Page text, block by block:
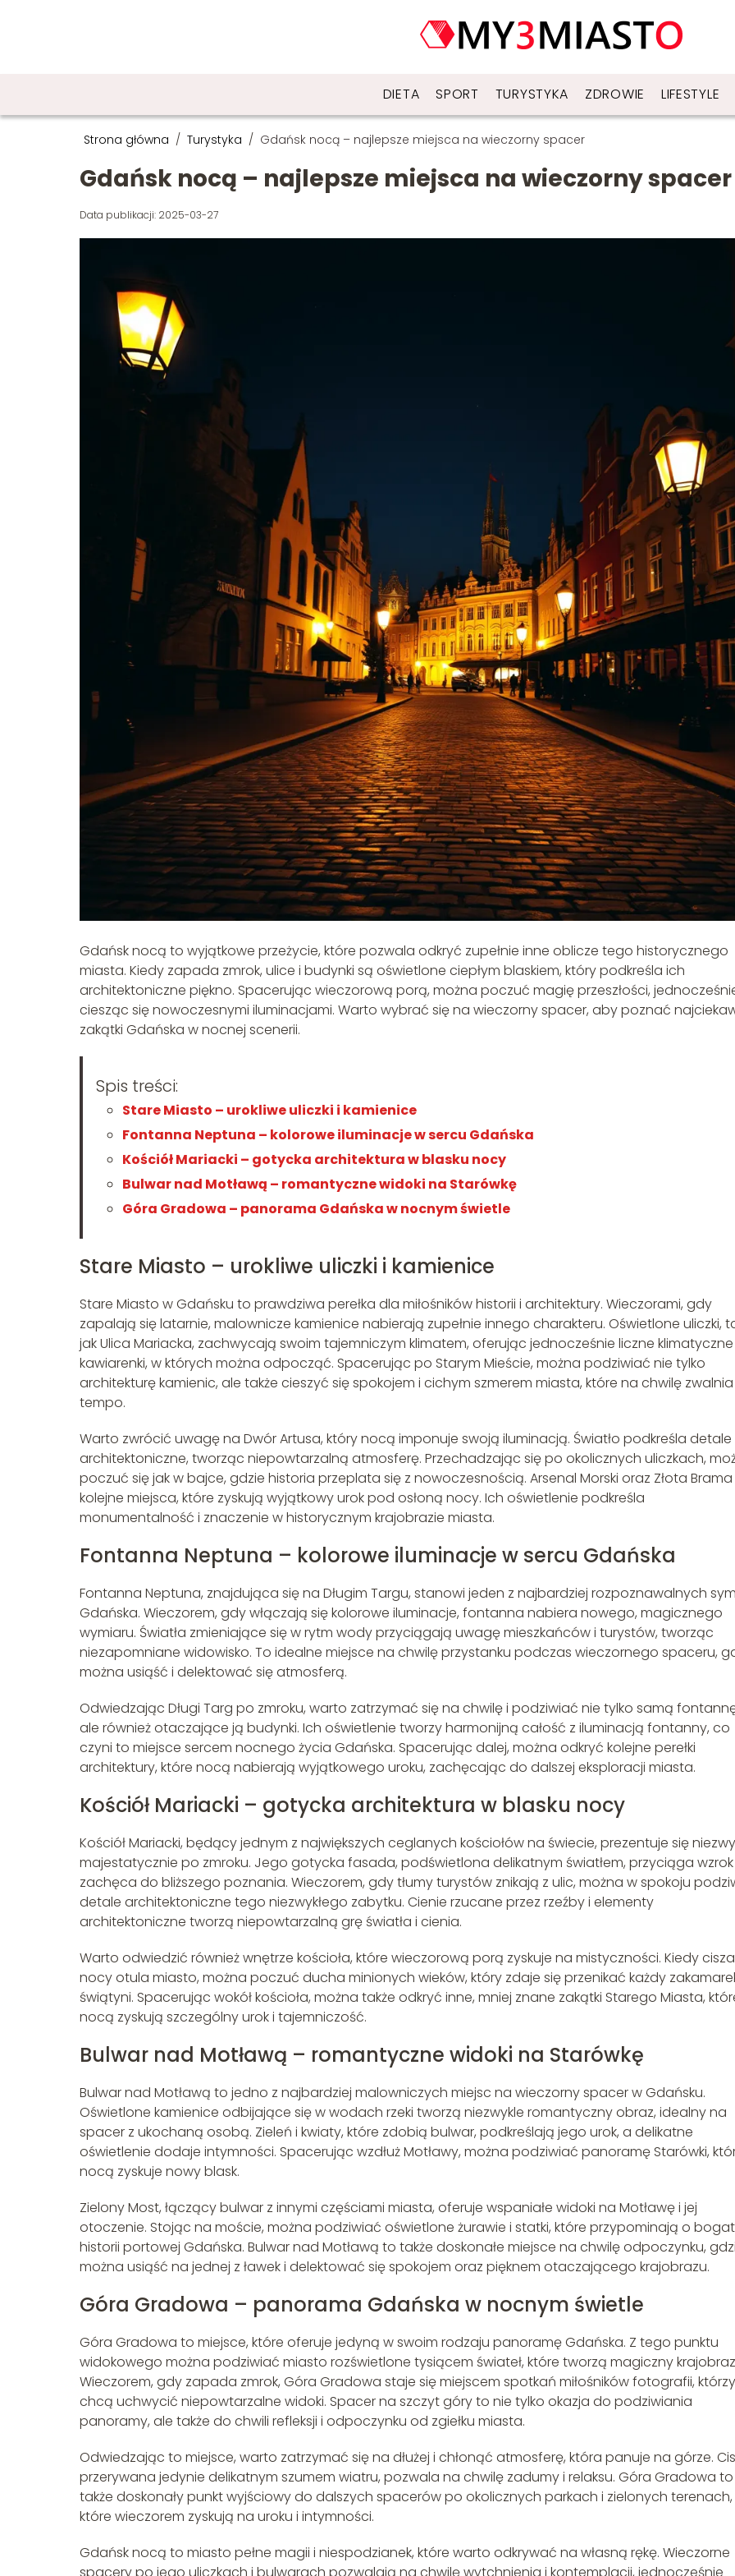
DIETA SPORT TURYSTYKA ZDROWIE LIFESTYLE
Strona główna / Turystyka / Gdańsk nocą – najlepsze miejsca na wieczorny spacer
Gdańsk nocą – najlepsze miejsca na wieczorny spacer
Data publikacji: 2025-03-27
Gdańsk nocą to wyjątkowe przeżycie, które pozwala odkryć zupełnie inne oblicze tego historycznego
miasta. Kiedy zapada zmrok, ulice i budynki są oświetlone ciepłym blaskiem, który podkreśla ich
architektoniczne piękno. Spacerując wieczorową porą, można poczuć magię przeszłości,
ciesząc się nowoczesnymi iluminacjami. Warto wybrać się na wieczorny spacer, aby poznać
zakątki Gdańska w nocnej scenerii.
Spis treści:
Stare Miasto – urokliwe uliczki i kamienice
Fontanna Neptuna – kolorowe iluminacje w sercu Gdańska
Kościół Mariacki – gotycka architektura w blasku nocy
Bulwar nad Motławą – romantyczne widoki na Starówkę
Góra Gradowa – panorama Gdańska w nocnym świetle
Stare Miasto – urokliwe uliczki i kamienice
Stare Miasto w Gdańsku to prawdziwa perełka dla miłośników historii i architektury. Wieczorami, gdy
zapalają się latarnie, malownicze kamienice nabierają zupełnie innego charakteru. Oświetlone uliczki,
jak Ulica Mariacka, zachwycają swoim tajemniczym klimatem, oferując jednocześnie liczne klimatyczne
kawiarenki, w których można odpocząć. Spacerując po Starym Mieście, można podziwiać nie tylko
architekturę kamienic, ale także cieszyć się spokojem i cichym szmerem miasta, które na chwilę zwalnia
tempo.
Warto zwrócić uwagę na Dwór Artusa, który nocą imponuje swoją iluminacją. Światło podkreśla detale
architektoniczne, tworząc niepowtarzalną atmosferę. Przechadzając się po okolicznych uliczkach,
poczuć się jak w bajce, gdzie historia przeplata się z nowoczesnością. Arsenal Morski oraz Złota
kolejne miejsca, które zyskują wyjątkowy urok pod osłoną nocy. Ich oświetlenie podkreśla
monumentalność i znaczenie w historycznym krajobrazie miasta.
Fontanna Neptuna – kolorowe iluminacje w sercu Gdańska
Fontanna Neptuna, znajdująca się na Długim Targu, stanowi jeden z najbardziej rozpoznawalnych
Gdańska. Wieczorem, gdy włączają się kolorowe iluminacje, fontanna nabiera nowego, magicznego
wymiaru. Światła zmieniające się w rytm wody przyciągają uwagę mieszkańców i turystów, tworząc
niezapomniane widowisko. To idealne miejsce na chwilę przystanku podczas wieczornego spaceru,
można usiąść i delektować się atmosferą.
Odwiedzając Długi Targ po zmroku, warto zatrzymać się na chwilę i podziwiać nie tylko samą
ale również otaczające ją budynki. Ich oświetlenie tworzy harmonijną całość z iluminacją fontanny, co
czyni to miejsce sercem nocnego życia Gdańska. Spacerując dalej, można odkryć kolejne perełki
architektury, które nocą nabierają wyjątkowego uroku, zachęcając do dalszej eksploracji miasta.
Kościół Mariacki – gotycka architektura w blasku nocy
Kościół Mariacki, będący jednym z największych ceglanych kościołów na świecie, prezentuje się
majestatycznie po zmroku. Jego gotycka fasada, podświetlona delikatnym światłem, przyciąga wzrok
zachęca do bliższego poznania. Wieczorem, gdy tłumy turystów znikają z ulic, można w spokoju
detale architektoniczne tego niezwykłego zabytku. Cienie rzucane przez rzeźby i elementy
architektoniczne tworzą niepowtarzalną grę światła i cienia.
Warto odwiedzić również wnętrze kościoła, które wieczorową porą zyskuje na mistyczności. Kiedy cisza
nocy otula miasto, można poczuć ducha minionych wieków, który zdaje się przenikać każdy
świątyni. Spacerując wokół kościoła, można także odkryć inne, mniej znane zakątki Starego Miasta,
nocą zyskują szczególny urok i tajemniczość.
Bulwar nad Motławą – romantyczne widoki na Starówkę
Bulwar nad Motławą to jedno z najbardziej malowniczych miejsc na wieczorny spacer w Gdańsku.
Oświetlone kamienice odbijające się w wodach rzeki tworzą niezwykle romantyczny obraz, idealny na
spacer z ukochaną osobą. Zieleń i kwiaty, które zdobią bulwar, podkreślają jego urok, a delikatne
oświetlenie dodaje intymności. Spacerując wzdłuż Motławy, można podziwiać panoramę Starówki,
nocą zyskuje nowy blask.
Zielony Most, łączący bulwar z innymi częściami miasta, oferuje wspaniałe widoki na Motławę i jej
otoczenie. Stojąc na moście, można podziwiać oświetlone żurawie i statki, które przypominają o
historii portowej Gdańska. Bulwar nad Motławą to także doskonałe miejsce na chwilę odpoczynku,
można usiąść na jednej z ławek i delektować się spokojem oraz pięknem otaczającego krajobrazu.
Góra Gradowa – panorama Gdańska w nocnym świetle
Góra Gradowa to miejsce, które oferuje jedyną w swoim rodzaju panoramę Gdańska. Z tego punktu
widokowego można podziwiać miasto rozświetlone tysiącem świateł, które tworzą magiczny
Wieczorem, gdy zapada zmrok, Góra Gradowa staje się miejscem spotkań miłośników fotografii, którzy
chcą uchwycić niepowtarzalne widoki. Spacer na szczyt góry to nie tylko okazja do podziwiania
panoramy, ale także do chwili refleksji i odpoczynku od zgiełku miasta.
Odwiedzając to miejsce, warto zatrzymać się na dłużej i chłonąć atmosferę, która panuje na górze.
przerywana jedynie delikatnym szumem wiatru, pozwala na chwilę zadumy i relaksu. Góra Gradowa to
także doskonały punkt wyjściowy do dalszych spacerów po okolicznych parkach i zielonych terenach,
które wieczorem zyskują na uroku i intymności.
Gdańsk nocą to miasto pełne magii i niespodzianek, które warto odkrywać na własną rękę. Wieczorne
spacery po jego uliczkach i bulwarach pozwalają na chwilę wytchnienia i kontemplacji, jednocześnie